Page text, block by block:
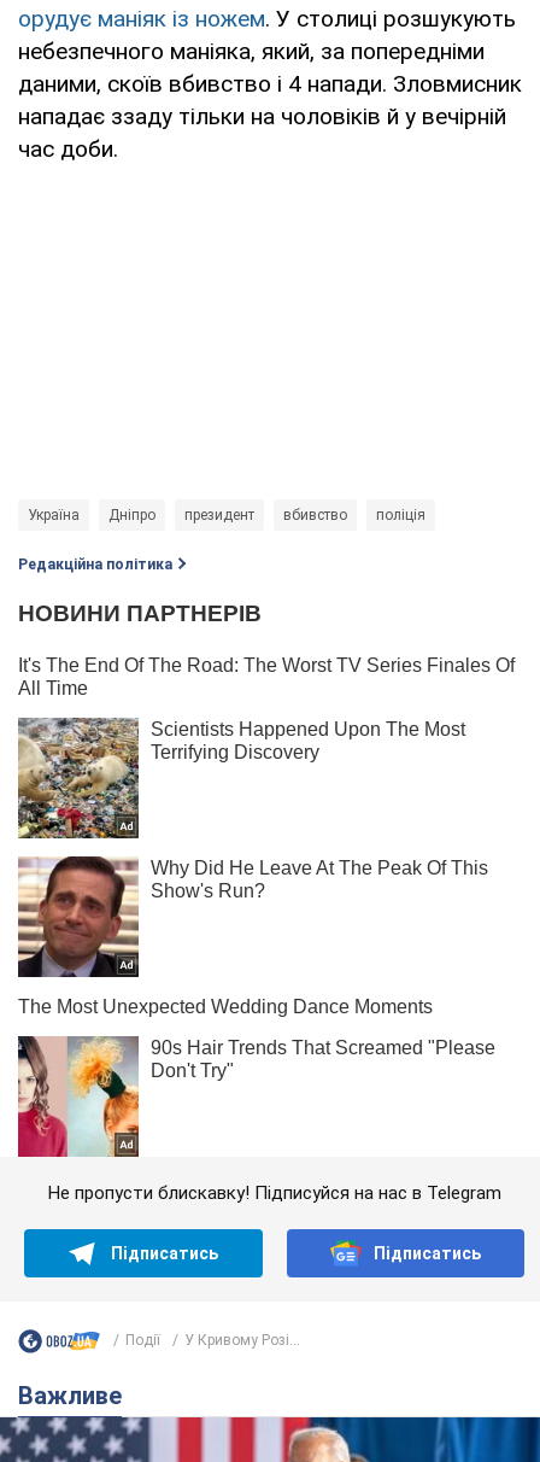
орудує маніяк із ножем. У столиці розшукують
небезпечного маніяка, який, за попередніми
даними, скоїв вбивство і 4 напади. Зловмисник
нападає ззаду тільки на чоловіків й у вечірній
час доби.
Україна Дніпро президент вбивство поліція
Редакційна політика
Не пропусти блискавку! Підписуйся на нас в Telegram
Підписатись Підписатись
Події У Кривому Розі...
Важливе